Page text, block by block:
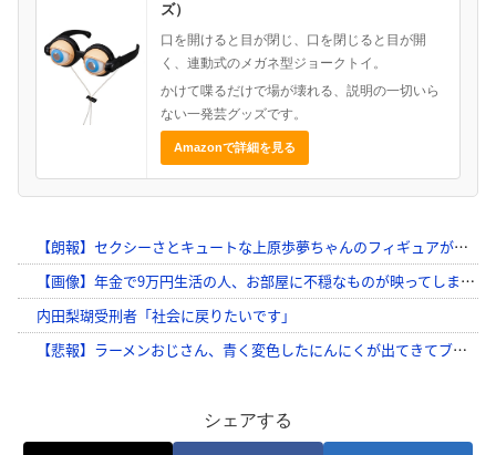
ズ）
口を開けると目が閉じ、口を閉じると目が開
く、連動式のメガネ型ジョークトイ。
かけて喋るだけで場が壊れる、説明の一切いら
ない一発芸グッズです。
Amazonで詳細を見る
シェアする